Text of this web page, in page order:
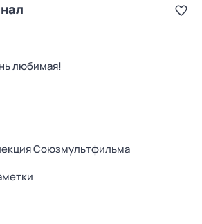
любимая!
Союзмультфильма